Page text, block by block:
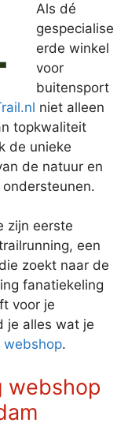
Als dé
gespecialise
erde winkel
voor
buitensport
niet alleen
topkwaliteit
de unieke
de natuur en
zijn eerste
een
zoekt naar de
fanatiekeling
voor je
je alles wat je
webshop.
webshop